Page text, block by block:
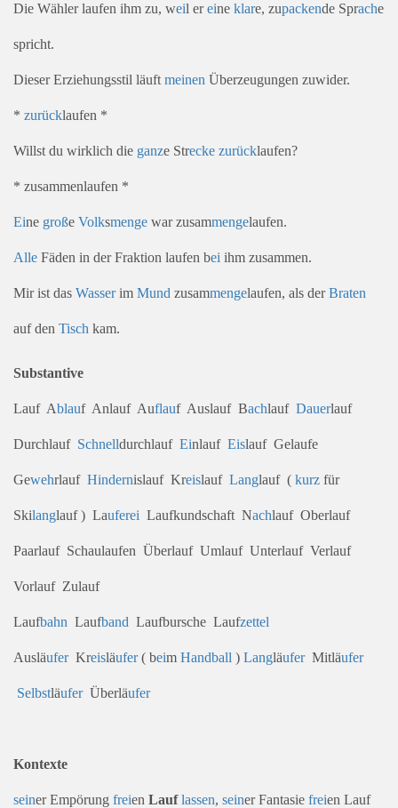
Die Wähler laufen ihm zu, weil ereine klare, zupackende Sprache
spricht.
Dieser Erziehungsstil läuft meinen Überzeugungen zuwider.
* zurücklaufen *
Willst du wirklich die ganze Strecke zurücklaufen?
* zusammenlaufen *
Eine große Volksmenge war zusammengelaufen.
Alle Fäden in der Fraktion laufen bei ihm zusammen.
Mir ist das Wasserim Mund zusammengelaufen, als derBraten
auf den Tisch kam.
Substantive
Lauf Ablauf Anlauf Auflauf Auslauf Bachlauf Dauerlauf
Durchlauf Schnelldurchlauf Einlauf Eislauf Gelaufe
Gewehrlauf Hindernislauf Kreislauf Langlauf ( kurz für
Skilanglauf ) Lauferei Laufkundschaft Nachlauf Oberlauf
Paarlauf Schaulaufen Überlauf Umlauf Unterlauf Verlauf
Vorlauf Zulauf
Laufbahn Laufband Laufbursche Laufzettel
AusläuferKreisläufer( beim Handball ) LangläuferMitläufer
SelbstläuferÜberläufer
Kontexte
seiner Empörung freien Lauflassen, seiner Fantasie freien Lauf